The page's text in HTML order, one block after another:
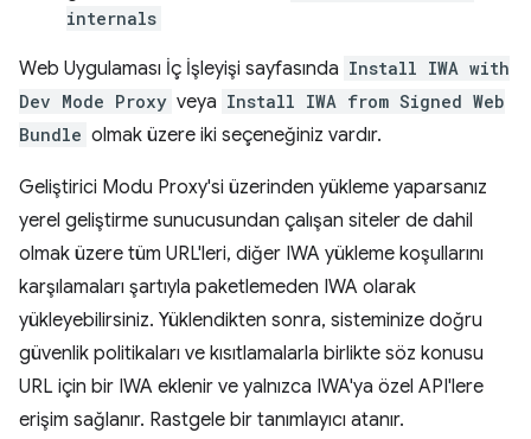
internals
Web Uygulaması İç İşleyişi sayfasında Install IWA with
Dev Mode Proxy veya Install IWA from Signed Web
Bundle olmak üzere iki seçeneğiniz vardır.
Geliştirici Modu Proxy'si üzerinden yükleme yaparsanız
yerel geliştirme sunucusundan çalışan siteler de dahil
olmak üzere tüm URL'leri, diğer IWA yükleme koşullarını
karşılamaları şartıyla paketlemeden IWA olarak
yükleyebilirsiniz. Yüklendikten sonra, sisteminize doğru
güvenlik politikaları ve kısıtlamalarla birlikte söz konusu
URL için bir IWA eklenir ve yalnızca IWA'ya özel API'lere
erişim sağlanır. Rastgele bir tanımlayıcı atanır.